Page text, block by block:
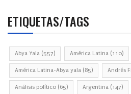
ETIQUETAS/TAGS
Abya Yala (557) América Latina (110)
América Latina-Abya yala (85) Andrés
Análisis político (65) Argentina (147)